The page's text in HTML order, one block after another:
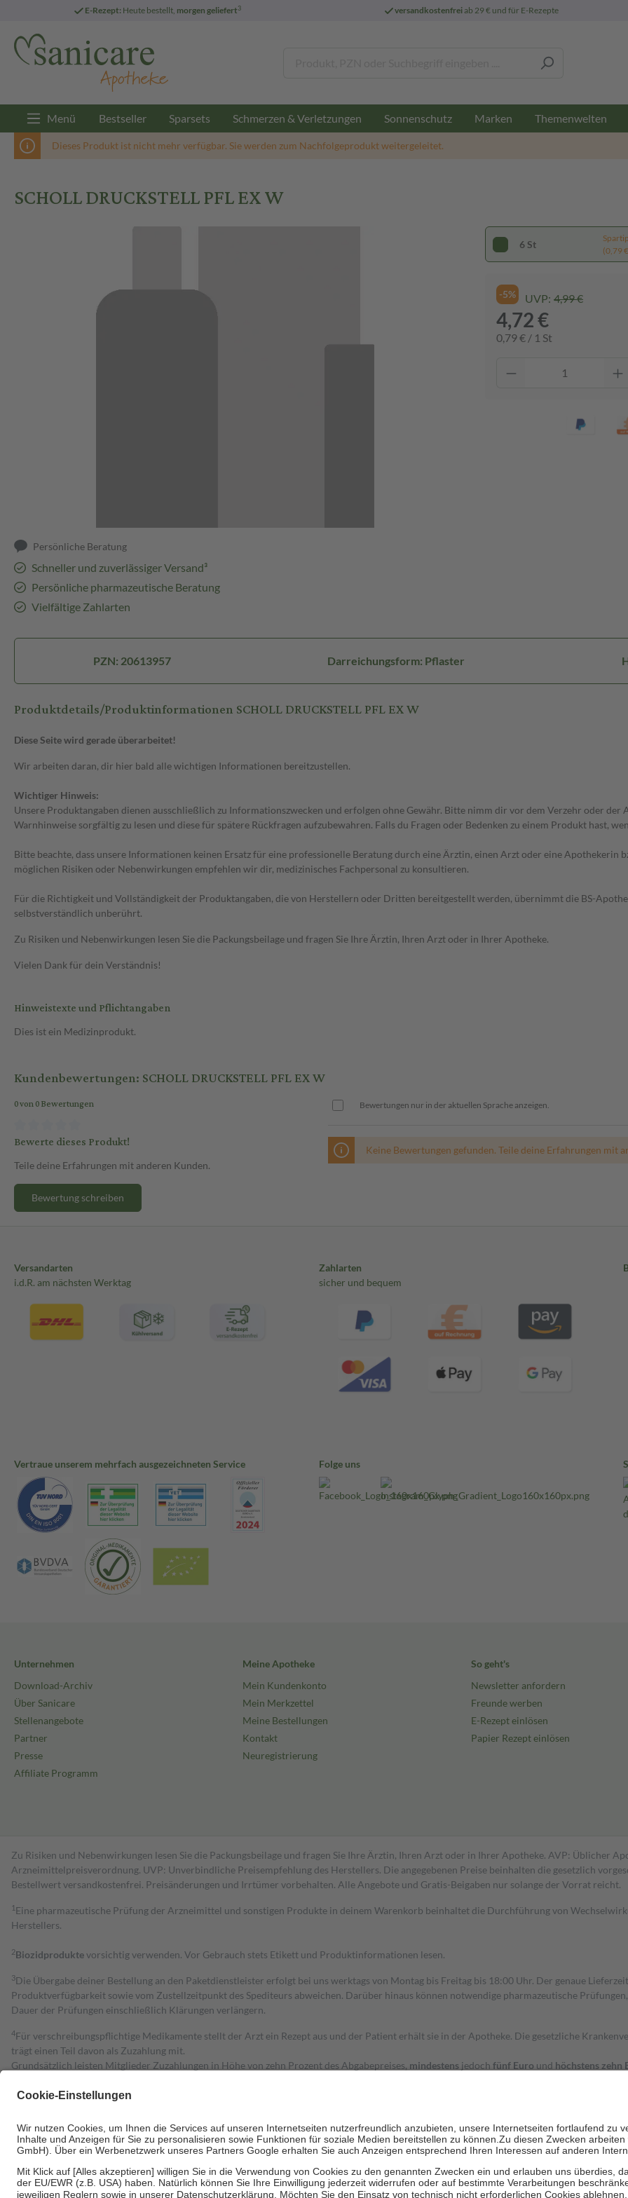
E-Rezept: Heute bestellt, morgen geliefert3 versandkostenfreiab 29 € und für E-Rezepte
Menü Bestseller Sparsets Schmerzen & Verletzungen Sonnenschutz Marken Themenwelten
Dieses Produkt ist nicht mehr verfügbar. Sie werden zum Nachfolgeprodukt weitergeleitet.
SCHOLL DRUCKSTELL PFL EX W
Persönliche Beratung
Schneller und zuverlässiger Versand³
Persönliche pharmazeutische Beratung
Vielfältige Zahlarten
6 St
(0,79
-5% UVP: 4,99 €
4,72 €
0,79 € / 1 St
PZN: 20613957 Darreichungsform: Pflaster
Produktdetails/Produktinformationen SCHOLL DRUCKSTELL PFL EX W
Diese Seite wird gerade überarbeitet!
Wir arbeiten daran, dir hier bald alle wichtigen Informationen bereitzustellen.
Wichtiger Hinweis:
Unsere Produktangaben dienen ausschließlich zu Informationszwecken und erfolgen ohne Gewähr. Bitte nimm dir vor dem Verzehr oder
Warnhinweise sorgfältig zu lesen und diese für spätere Rückfragen aufzubewahren. Falls du Fragen oder Bedenken zu einem Produkt hast,
Bitte beachte, dass unsere Informationen keinen Ersatz für eine professionelle Beratung durch eine Ärztin, einen Arzt oder eine Apothekerin
möglichen Risiken oder Nebenwirkungen empfehlen wir dir, medizinisches Fachpersonal zu konsultieren.
Für die Richtigkeit und Vollständigkeit der Produktangaben, die von Herstellern oder Dritten bereitgestellt werden, übernimmt die BS-
selbstverständlich unberührt.
Zu Risiken und Nebenwirkungen lesen Sie die Packungsbeilage und fragen Sie Ihre Ärztin, Ihren Arzt oder in Ihrer Apotheke.
Vielen Dank für dein Verständnis!
Hinweistexte und Pflichtangaben
Dies ist ein Medizinprodukt.
Kundenbewertungen: SCHOLL DRUCKSTELL PFL EX W
0 von 0 Bewertungen
Bewerte dieses Produkt!
Teile deine Erfahrungen mit anderen Kunden.
Bewertung schreiben
Bewertungen nur in der aktuellen Sprache anzeigen.
Keine Bewertungen gefunden. Teile deine Erfahrungen mit
Versandarten
i.d.R. am nächsten Werktag
Zahlarten
sicher und bequem
Vertraue unserem mehrfach ausgezeichneten Service Folge uns
Unternehmen
Download-Archiv
Über Sanicare
Stellenangebote
Partner
Presse
Affiliate Programm
Meine Apotheke
Mein Kundenkonto
Mein Merkzettel
Meine Bestellungen
Kontakt
Neuregistrierung
So geht's
Newsletter anfordern
Freunde werben
E-Rezept einlösen
Papier Rezept einlösen
Zu Risiken und Nebenwirkungen lesen Sie die Packungsbeilage und fragen Sie Ihre Ärztin, Ihren Arzt oder in Ihrer Apotheke. AVP: Üblicher
Arzneimittelpreisverordnung. UVP: Unverbindliche Preisempfehlung des Herstellers. Die angegebenen Preise beinhalten die gesetzlich
Bestell­wert versand­kosten­frei. Preisänderungen und Irrtümer vorbehalten. Alle Angebote und Gratis-Beigaben nur solange der Vorrat reicht.
1 Eine pharmazeutische Prüfung der Arzneimittel und sonstigen Produkte in deinem Warenkorb beinhaltet die Durchführung von
Herstellers.
2Biozidproduktevorsichtig verwenden. Vor Gebrauch stets Etikett und Produktinformationen lesen.
3Die Übergabe deiner Bestellung an den Paketdienstleister erfolgt bei uns werktags von Montag bis Freitag bis 18:00 Uhr. Der genaue
Produktverfügbarkeit sowie vom Zustellzeitpunkt des Spediteurs abweichen. Darüber hinaus können notwendige pharmazeutische
Dauer der Prüfungen einschließlich Klärungen verlängern.
4Für verschreibungspflichtige Medikamente stellt der Arzt ein Rezept aus und der Patient erhält sie in der Apotheke. Die gesetzliche
trägt einen Teil davon als Zuzahlung mit.
Grundsätzlich leisten Mitglieder Zuzahlungen in Höhe von zehn Prozent des Abgabepreises, mindestens jedoch fünf Euro und höchstens zehn
Diese Regeln gelten grundsätzlich auch für Online-Apotheken.
Um das Engagement der Versicherten für ihre eigene Gesundheit zu stärken und die besondere Stellung der Familie zu unterstützen, fallen
• Kindern und Jugendlichen bis zum vollendeten 18. Lebensjahr mit Ausnahme der Fahrkosten
• Untersuchungen zur Vorsorge und Früherkennung, die von der GKV getragen werden
• empfohlenen Schutzimpfungen
• Harn- und Blutteststreifen